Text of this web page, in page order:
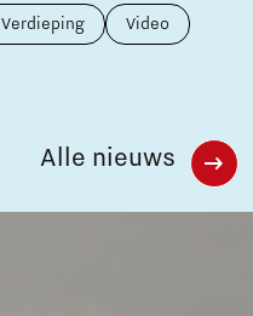
Verdieping Video
Alle nieuws